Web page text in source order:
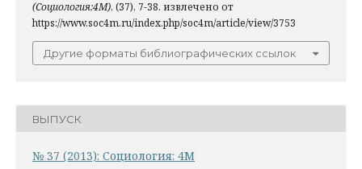
(Социология:4М), (37), 7-38. извлечено от
https://www.soc4m.ru/index.php/soc4m/article/view/3753
Другие форматы библиографических ссылок
ВЫПУСК
№ 37 (2013): Социология: 4М